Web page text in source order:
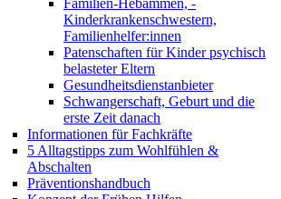
Familien-Hebammen, -
Kinderkrankenschwestern,
Familienhelfer:innen
Patenschaften für Kinder psychisch
belasteter Eltern
Gesundheitsdienstanbieter
Schwangerschaft, Geburt und die
erste Zeit danach
Informationen für Fachkräfte
5 Alltagstipps zum Wohlfühlen &
Abschalten
Präventionshandbuch